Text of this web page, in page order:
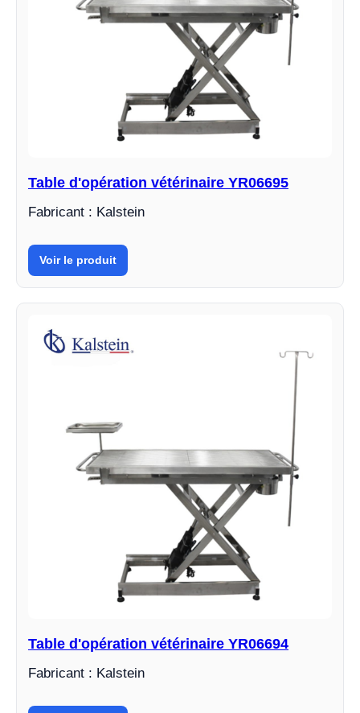
Table d'opération vétérinaire YR06695
Fabricant : Kalstein
Voir le produit
Table d'opération vétérinaire YR06694
Fabricant : Kalstein